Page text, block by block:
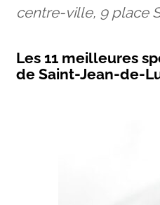
centre-ville, 9 place
Les 11 meilleures
de Saint-Jean-de-